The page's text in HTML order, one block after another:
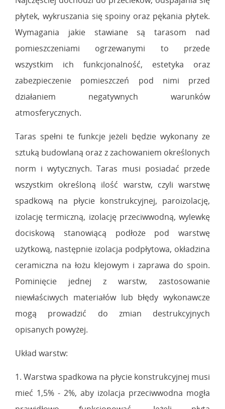
płytek, wykruszania się spoiny oraz pękania płytek.
Wymagania jakie stawiane są tarasom nad
pomieszczeniami ogrzewanymi to przede
wszystkim ich funkcjonalność, estetyka oraz
zabezpieczenie pomieszczeń pod nimi przed
działaniem negatywnych warunków
atmosferycznych.
Taras spełni te funkcje jeżeli będzie wykonany ze
sztuką budowlaną oraz z zachowaniem określonych
norm i wytycznych. Taras musi posiadać przede
wszystkim określoną ilość warstw, czyli warstwę
spadkową na płycie konstrukcyjnej, paroizolację,
izolację termiczną, izolację przeciwwodną, wylewkę
dociskową stanowiącą podłoże pod warstwę
użytkową, następnie izolacja podpłytowa, okładzina
ceramiczna na łożu klejowym i zaprawa do spoin.
Pominięcie jednej z warstw, zastosowanie
niewłaściwych materiałów lub błędy wykonawcze
mogą prowadzić do zmian destrukcyjnych
opisanych powyżej.
Układ warstw:
1. Warstwa spadkowa na płycie konstrukcyjnej musi
mieć 1,5% - 2%, aby izolacja przeciwwodna mogła